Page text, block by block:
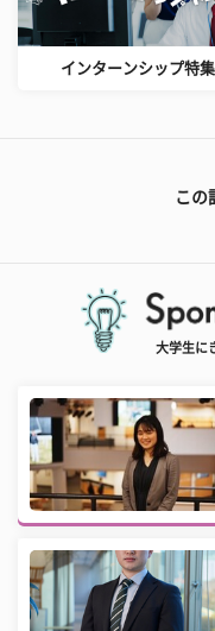
インターンシップ特集
この
大学生に